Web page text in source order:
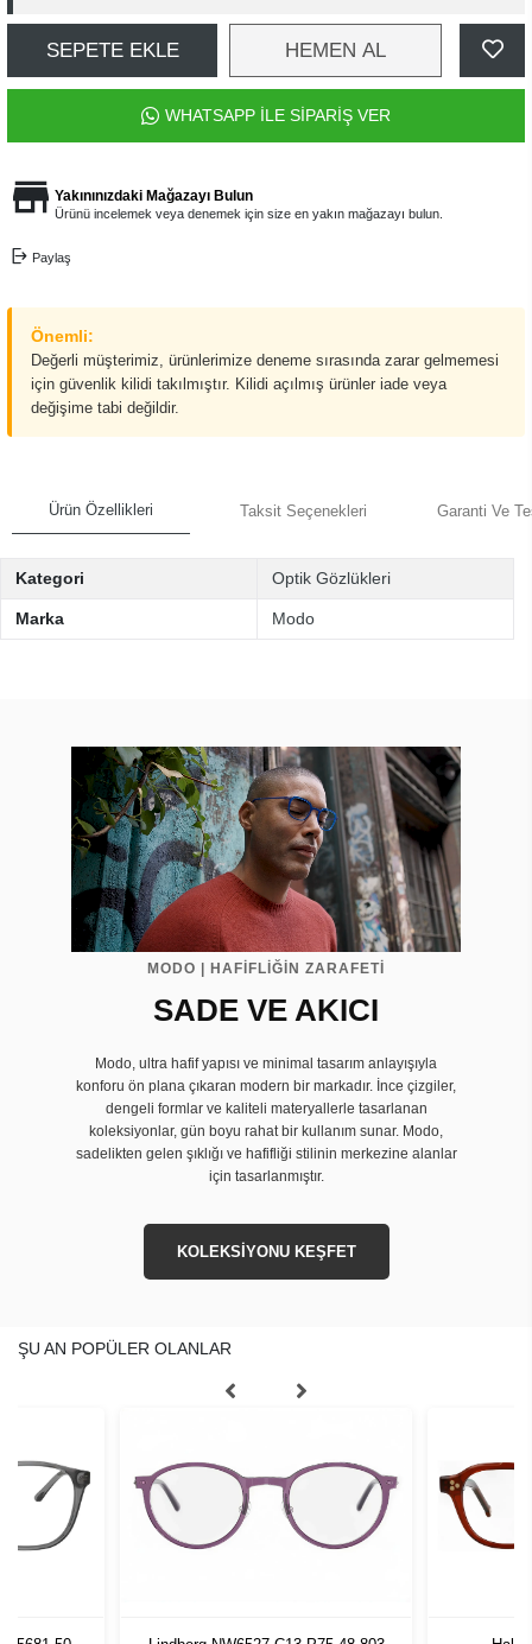
SEPETE EKLE HEMEN AL
WHATSAPP İLE SİPARİŞ VER
Yakınınızdaki Mağazayı Bulun
Ürünü incelemek veya denemek için size en yakın mağazayı bulun.
Paylaş
Önemli:
Değerli müşterimiz, ürünlerimize deneme sırasında zarar gelmemesi
için güvenlik kilidi takılmıştır. Kilidi açılmış ürünler iade veya
değişime tabi değildir.
Ürün Özellikleri Taksit Seçenekleri Garanti Ve
Kategori Optik Gözlükleri
Marka Modo
MODO | HAFİFLİĞİN ZARAFETİ
SADE VE AKICI
Modo, ultra hafif yapısı ve minimal tasarım anlayışıyla
konforu ön plana çıkaran modern bir markadır. İnce çizgiler,
dengeli formlar ve kaliteli materyallerle tasarlanan
koleksiyonlar, gün boyu rahat bir kullanım sunar. Modo,
sadelikten gelen şıklığı ve hafifliği stilinin merkezine alanlar
için tasarlanmıştır.
KOLEKSİYONU KEŞFET
ŞU AN POPÜLER OLANLAR